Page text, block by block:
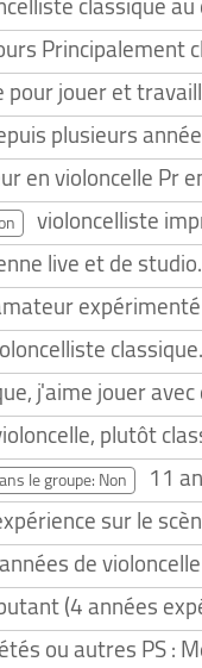
Principalement
pour jouer et
plusieurs
en violoncelle Pr
violoncelliste
live et de
j'aime jouer
plutôt
le groupe: Non 11
sur le
de
(4 années
ou autres PS :